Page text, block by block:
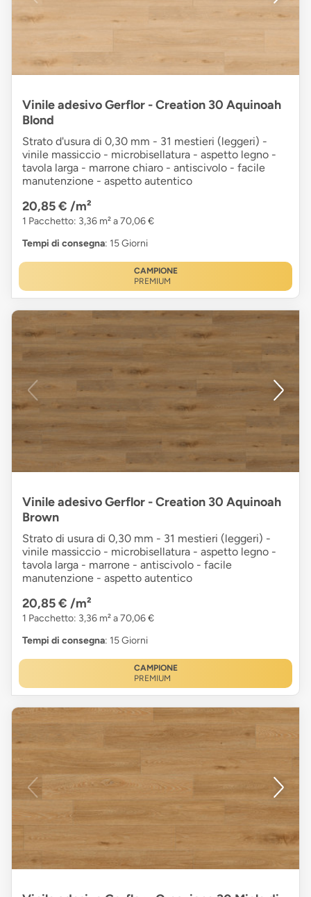
Vinile adesivo Gerflor - Creation 30 Aquinoah
Blond
Strato d'usura di 0,30 mm - 31 mestieri (leggeri) -
vinile massiccio - microbisellatura - aspetto legno -
tavola larga - marrone chiaro - antiscivolo - facile
manutenzione - aspetto autentico
20,85 € /m²
1 Pacchetto: 3,36 m² a 70,06 €
Tempi di consegna: 15 Giorni
CAMPIONE
PREMIUM
Vinile adesivo Gerflor - Creation 30 Aquinoah
Brown
Strato di usura di 0,30 mm - 31 mestieri (leggeri) -
vinile massiccio - microbisellatura - aspetto legno -
tavola larga - marrone - antiscivolo - facile
manutenzione - aspetto autentico
20,85 € /m²
1 Pacchetto: 3,36 m² a 70,06 €
Tempi di consegna: 15 Giorni
CAMPIONE
PREMIUM